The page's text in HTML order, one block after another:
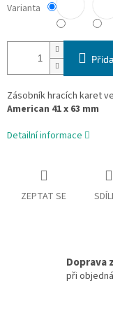
Varianta
Zásobník hracích karet
American 41 x 63 mm
Detailní informace
ZEPTAT SE
Doprava
při